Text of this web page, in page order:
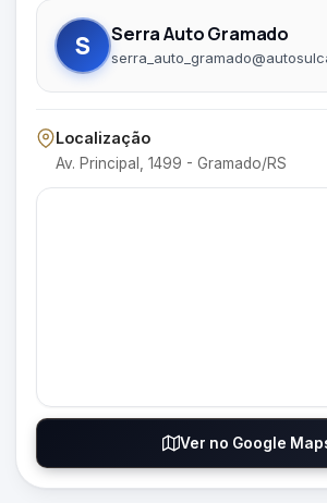
S Serra Auto Gramado
Localização
Av. Principal, 1499 - Gramado/RS
Ver no Google